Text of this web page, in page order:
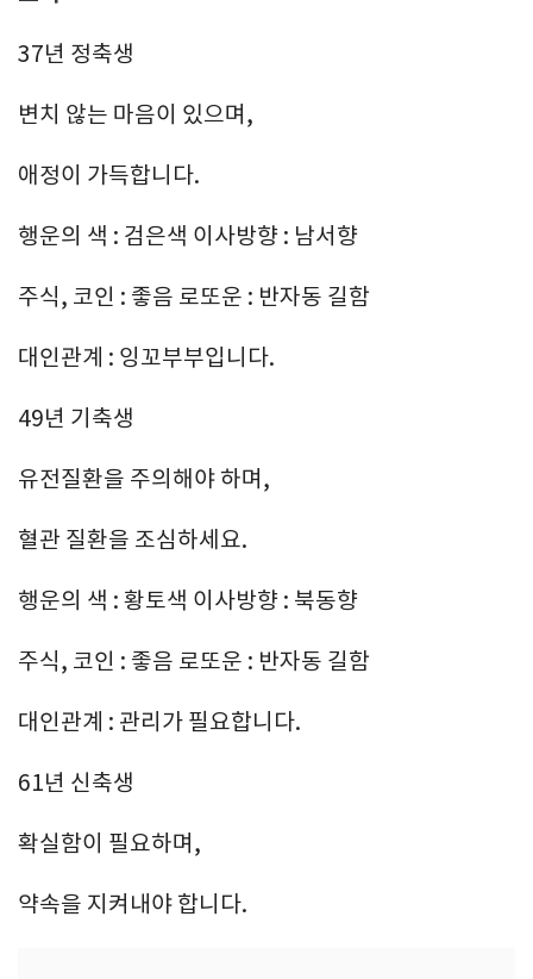
37년 정축생
변치 않는 마음이 있으며,
애정이 가득합니다.
행운의 색 : 검은색 이사방향 : 남서향
주식, 코인 : 좋음 로또운 : 반자동 길함
대인관계 : 잉꼬부부입니다.
49년 기축생
유전질환을 주의해야 하며,
혈관 질환을 조심하세요.
행운의 색 : 황토색 이사방향 : 북동향
주식, 코인 : 좋음 로또운 : 반자동 길함
대인관계 : 관리가 필요합니다.
61년 신축생
확실함이 필요하며,
약속을 지켜내야 합니다.